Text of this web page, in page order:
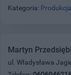
Kategoria:
Martyn
ul. Władysława